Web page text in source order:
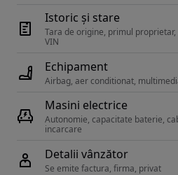
Istoric și stare
Tara de origine, primul proprietar,
Echipament
Airbag, aer conditionat,
Masini electrice
Autonomie, capacitate baterie,
Detalii vânzător
Se emite factura, firma, privat